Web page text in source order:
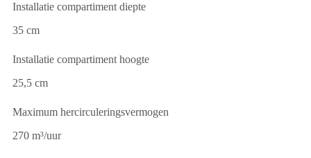
Installatie compartiment diepte
35 cm
Installatie compartiment hoogte
25,5 cm
Maximum hercirculeringsvermogen
270 m³/uur